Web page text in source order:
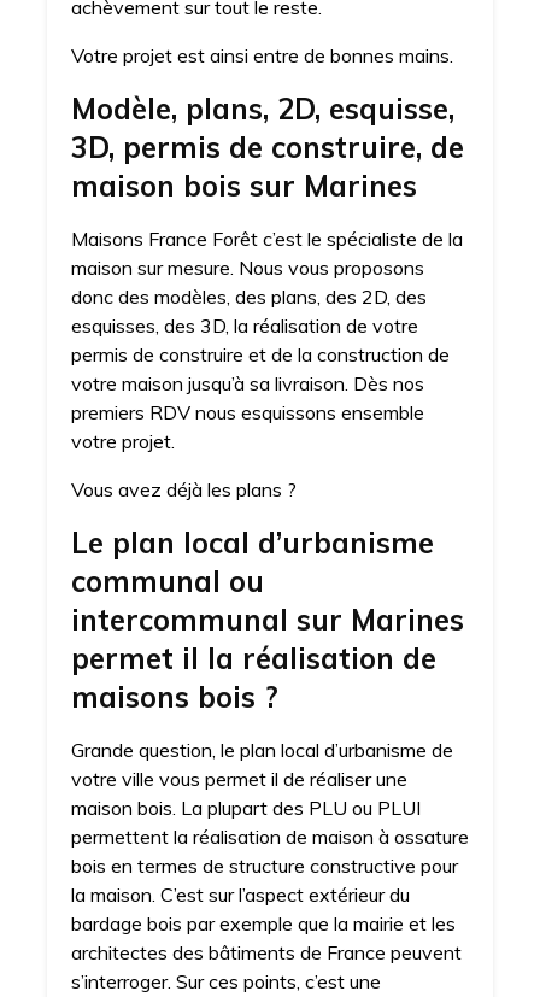
achèvement sur tout le reste.
Votre projet est ainsi entre de bonnes mains.
Modèle, plans, 2D, esquisse,
3D, permis de construire, de
maison bois sur Marines
Maisons France Forêt c’est le spécialiste de la
maison sur mesure. Nous vous proposons
donc des modèles, des plans, des 2D, des
esquisses, des 3D, la réalisation de votre
permis de construire et de la construction de
votre maison jusqu’à sa livraison. Dès nos
premiers RDV nous esquissons ensemble
votre projet.
Vous avez déjà les plans ?
Le plan local d’urbanisme
communal ou
intercommunal sur Marines
permet il la réalisation de
maisons bois ?
Grande question, le plan local d’urbanisme de
votre ville vous permet il de réaliser une
maison bois. La plupart des PLU ou PLUI
permettent la réalisation de maison à ossature
bois en termes de structure constructive pour
la maison. C’est sur l’aspect extérieur du
bardage bois par exemple que la mairie et les
architectes des bâtiments de France peuvent
s’interroger. Sur ces points, c’est une